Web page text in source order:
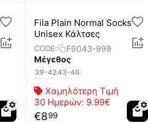
Fila Plain Normal Socks
Unisex Κάλτσες
CODE:
F9043-999
Μέγεθος
39-4243-46
Χαμηλότερη Τιμή
30 Ημερών: 9.99€
€899